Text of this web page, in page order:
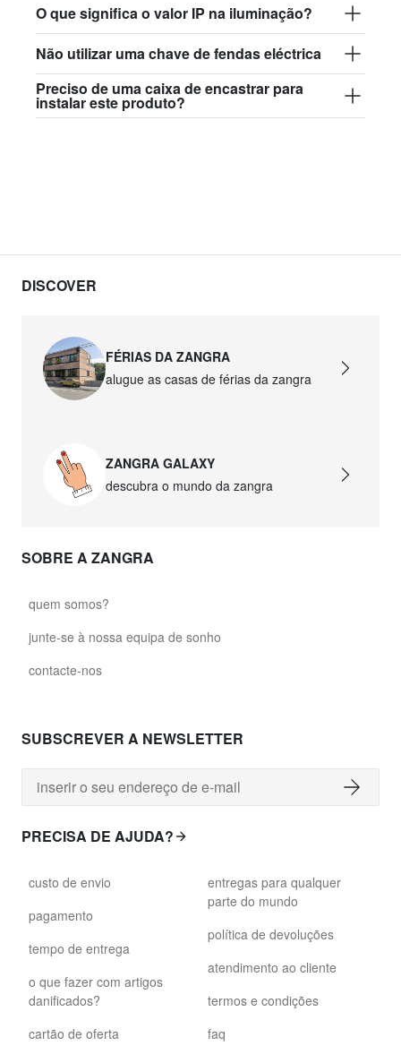
david.wa.br.glass018
glass018 - vidro opalino
david.wa.br.glass019
87,50 €
david.wa.br.glass022
david.wa.br.glass023
glass027 - vidro transparente
david.wa.br.glass028
glass029 - vidro transparente
glass031 - vidro transparente
david.wa.br.glass032
glass032 - vidro fumado
89,00 €
david.wa.br.glass034
O que significa o valor IP na iluminação?
Não utilizar uma chave de fendas eléctrica
Preciso de uma caixa de encastrar para
instalar este produto?
DISCOVER
FÉRIAS DA ZANGRA
alugue as casas de férias da zangra
ZANGRA GALAXY
descubra o mundo da zangra
SOBRE A ZANGRA
quem somos?
junte-se à nossa equipa de sonho
contacte-nos
SUBSCREVER A NEWSLETTER
PRECISA DE AJUDA?
custo de envio
pagamento
tempo de entrega
o que fazer com artigos
danificados?
cartão de oferta
entregas para qualquer
parte do mundo
política de devoluções
atendimento ao cliente
termos e condições
faq